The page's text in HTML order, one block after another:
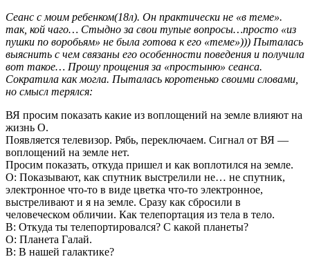
Сеанс с моим ребенком(18л). Он практически не «в теме».
так, кой чаго… Стыдно за свои тупые вопросы…просто «из
пушки по воробьям» не была готова к его «теме»))) Пыталась
выяснить с чем связаны его особенности поведения и получила
вот такое… Прошу прощения за «простыню» сеанса.
Сократила как могла. Пыталась коротенько своими словами,
но смысл терялся:
ВЯ просим показать какие из воплощений на земле влияют на
жизнь О.
Появляется телевизор. Рябь, переключаем. Сигнал от ВЯ —
воплощений на земле нет.
Просим показать, откуда пришел и как воплотился на земле.
О: Показывают, как спутник выстрелили не… не спутник,
электронное что-то в виде цветка что-то электронное,
выстреливают и я на земле. Сразу как сбросили в
человеческом обличии. Как телепортация из тела в тело.
В: Откуда ты телепортировался? С какой планеты?
О: Планета Галай.
В: В нашей галактике?